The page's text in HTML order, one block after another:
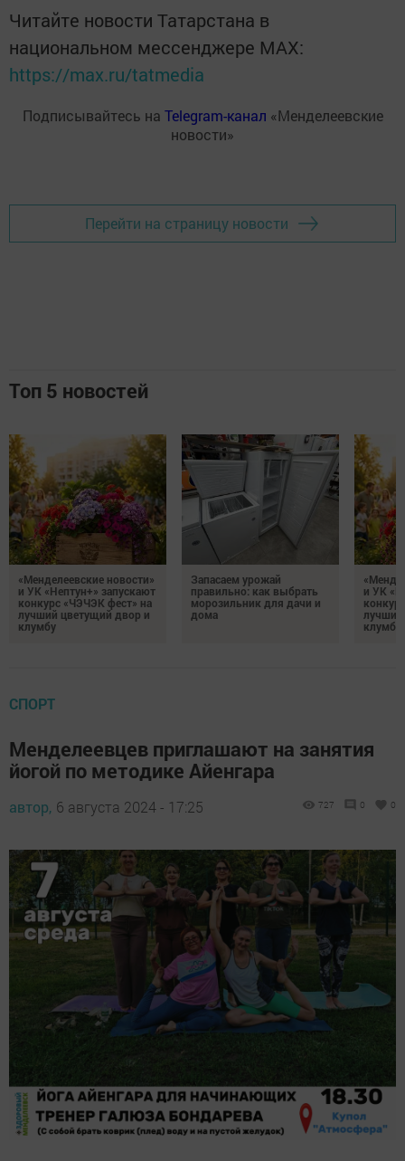
Читайте новости Татарстана в
национальном мессенджере MАХ:
https://max.ru/tatmedia
Подписывайтесь на Telegram-канал «Менделеевские
новости»
Перейти на страницу новости
Топ 5 новостей
«Менделеевские новости»
и УК «Нептун+» запускают
конкурс «ЧЭЧЭК фест» на
лучший цветущий двор и
клумбу
Запасаем урожай
правильно: как выбрать
морозильник для дачи и
дома
и УК
клумбу
СПОРТ
Менделеевцев приглашают на занятия
йогой по методике Айенгара
автор, 6 августа 2024 - 17:25 727 0 0